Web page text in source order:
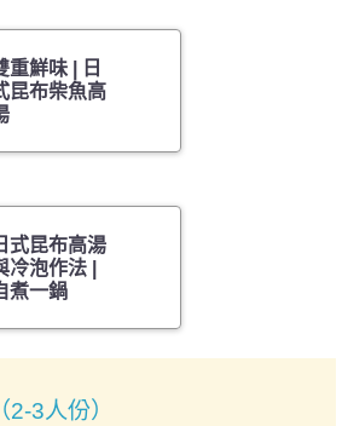
重鮮味 | 日
昆布柴魚高
式昆布高湯
冷泡作法 |
煮一鍋
（2-3人份）